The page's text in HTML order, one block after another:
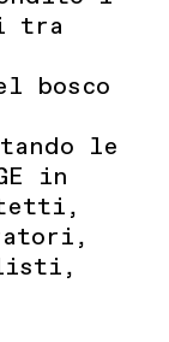
tra
bosco
le
in